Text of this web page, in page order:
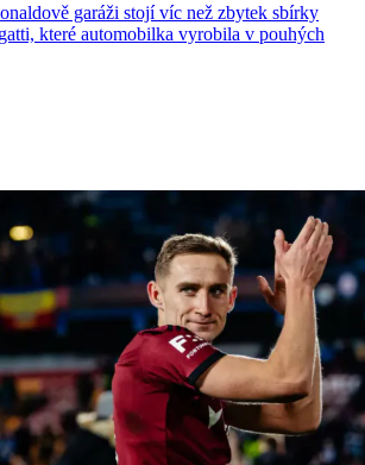
garáži stojí víc než zbytek sbírky
které automobilka vyrobila v pouhých